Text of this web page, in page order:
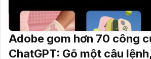
Adobe gom hơn 70 công
ChatGPT: Gõ một câu